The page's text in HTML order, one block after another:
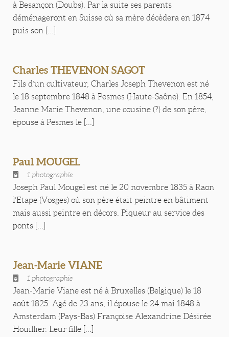
à Besançon (Doubs). Par la suite ses parents
déménageront en Suisse où sa mère décèdera en 1874
puis son [...]
Charles THEVENON SAGOT
Fils d’un cultivateur, Charles Joseph Thevenon est né
le 18 septembre 1848 à Pesmes (Haute-Saône). En 1854,
Jeanne Marie Thevenon, une cousine (?) de son père,
épouse à Pesmes le [...]
Paul MOUGEL
1 photographie
Joseph Paul Mougel est né le 20 novembre 1835 à Raon
l’Etape (Vosges) où son père était peintre en bâtiment
mais aussi peintre en décors. Piqueur au service des
ponts [...]
Jean-Marie VIANE
1 photographie
Jean-Marie Viane est né à Bruxelles (Belgique) le 18
août 1825. Agé de 23 ans, il épouse le 24 mai 1848 à
Amsterdam (Pays-Bas) Françoise Alexandrine Désirée
Houillier. Leur fille [...]